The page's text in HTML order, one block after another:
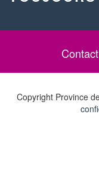
Contact
Copyright Province